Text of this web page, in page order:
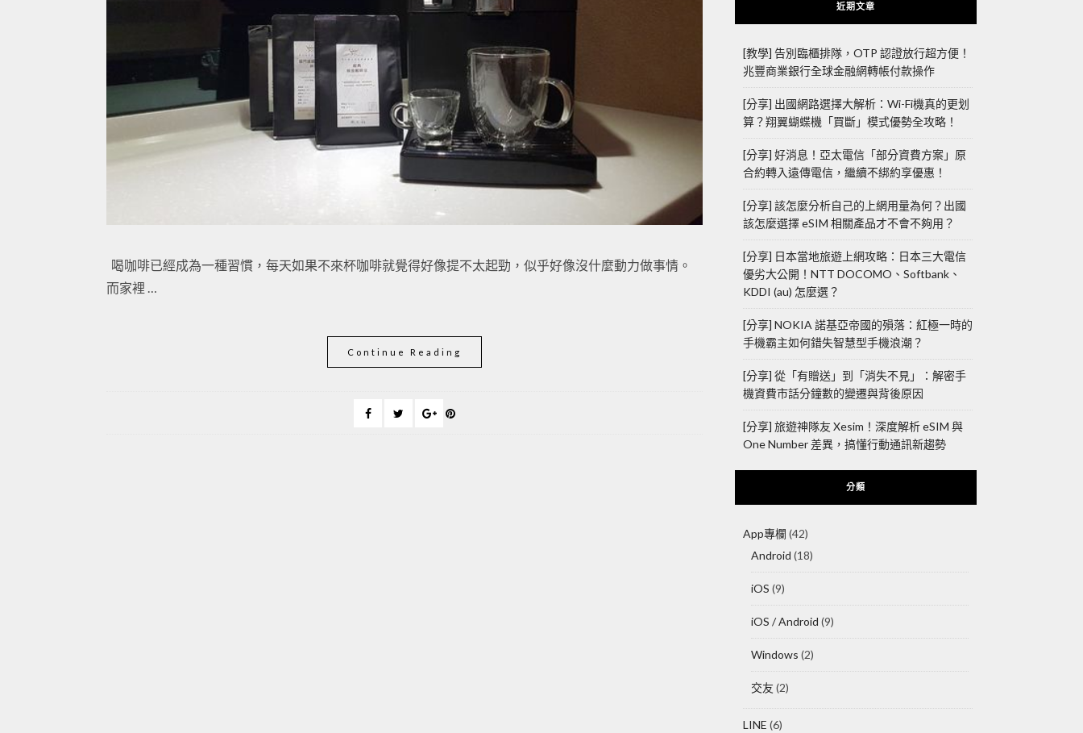
喝咖啡已經成為一種習慣，每天如果不來杯咖啡就覺得好像提不太起勁，似乎好像沒什麼動力做事情。
而家裡 …
Continue Reading
近期文章
[教學] 告別臨櫃排隊，OTP 認證放行超方便！
兆豐商業銀行全球金融網轉帳付款操作
[分享] 出國網路選擇大解析：Wi-Fi機真的更划
算？翔翼蝴蝶機「買斷」模式優勢全攻略！
[分享] 好消息！亞太電信「部分資費方案」原
合約轉入遠傳電信，繼續不綁約享優惠！
[分享] 該怎麼分析自己的上網用量為何？出國
該怎麼選擇 eSIM 相關產品才不會不夠用？
[分享] 日本當地旅遊上網攻略：日本三大電信
優劣大公開！NTT DOCOMO、Softbank、
KDDI (au) 怎麼選？
[分享] NOKIA 諾基亞帝國的殞落：紅極一時的
手機霸主如何錯失智慧型手機浪潮？
[分享] 從「有贈送」到「消失不見」：解密手
機資費市話分鐘數的變遷與背後原因
[分享] 旅遊神隊友 Xesim！深度解析 eSIM 與
One Number 差異，搞懂行動通訊新趨勢
分類
App專欄 (42)
Android (18)
iOS (9)
iOS / Android (9)
Windows (2)
交友 (2)
LINE (6)